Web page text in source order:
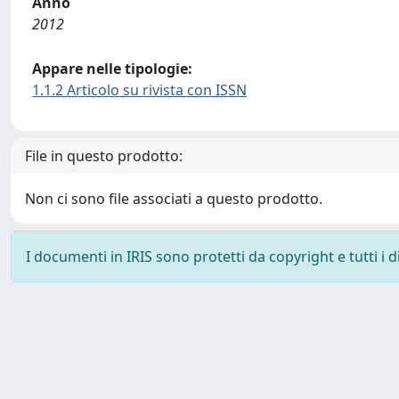
2012
Appare nelle tipologie:
1.1.2 Articolo su rivista con ISSN
File in questo prodotto:
Non ci sono file associati a questo prodotto.
I documenti in IRIS sono protetti da copyright e tutti i